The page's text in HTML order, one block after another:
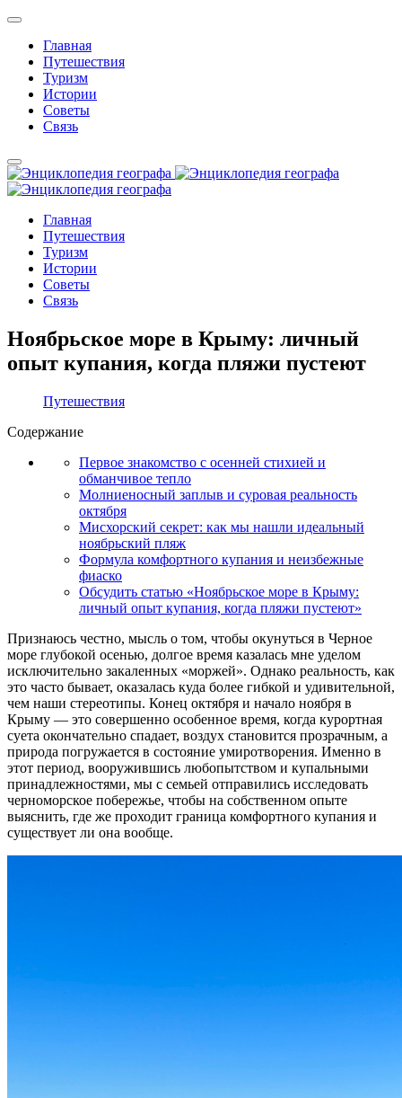
Главная
Путешествия
Туризм
Истории
Советы
Связь
Главная
Путешествия
Туризм
Истории
Советы
Связь
Ноябрьское море в Крыму: личный
опыт купания, когда пляжи пустеют
Путешествия
Содержание
Первое знакомство с осенней стихией и
обманчивое тепло
Молниеносный заплыв и суровая реальность
октября
Мисхорский секрет: как мы нашли идеальный
ноябрьский пляж
Формула комфортного купания и неизбежные
фиаско
Обсудить статью «Ноябрьское море в Крыму:
личный опыт купания, когда пляжи пустеют»
Признаюсь честно, мысль о том, чтобы окунуться в Черное
море глубокой осенью, долгое время казалась мне уделом
исключительно закаленных «моржей». Однако реальность, как
это часто бывает, оказалась куда более гибкой и удивительной,
чем наши стереотипы. Конец октября и начало ноября в
Крыму — это совершенно особенное время, когда курортная
суета окончательно спадает, воздух становится прозрачным, а
природа погружается в состояние умиротворения. Именно в
этот период, вооружившись любопытством и купальными
принадлежностями, мы с семьей отправились исследовать
черноморское побережье, чтобы на собственном опыте
выяснить, где же проходит граница комфортного купания и
существует ли она вообще.